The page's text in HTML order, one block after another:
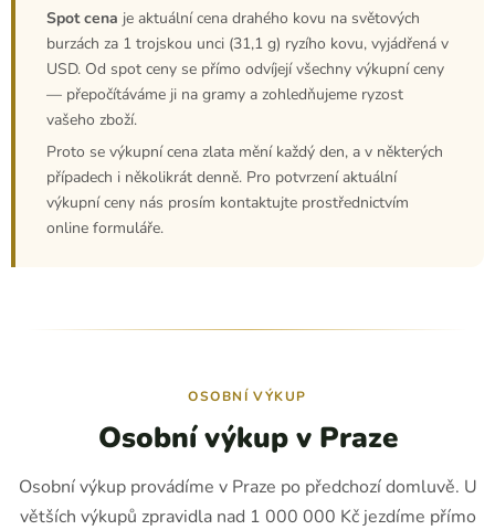
Spot cena je aktuální cena drahého kovu na světových
burzách za 1 trojskou unci (31,1 g) ryzího kovu, vyjádřená v
USD. Od spot ceny se přímo odvíjejí všechny výkupní ceny
— přepočítáváme ji na gramy a zohledňujeme ryzost
vašeho zboží.
Proto se výkupní cena zlata mění každý den, a v některých
případech i několikrát denně. Pro potvrzení aktuální
výkupní ceny nás prosím kontaktujte prostřednictvím
online formuláře.
OSOBNÍ VÝKUP
Osobní výkup v Praze
Osobní výkup provádíme v Praze po předchozí domluvě. U
větších výkupů zpravidla nad 1 000 000 Kč jezdíme přímo